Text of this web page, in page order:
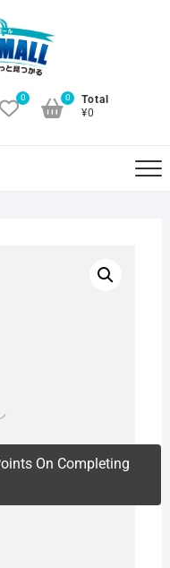
0
Total
¥0
0
On Completing